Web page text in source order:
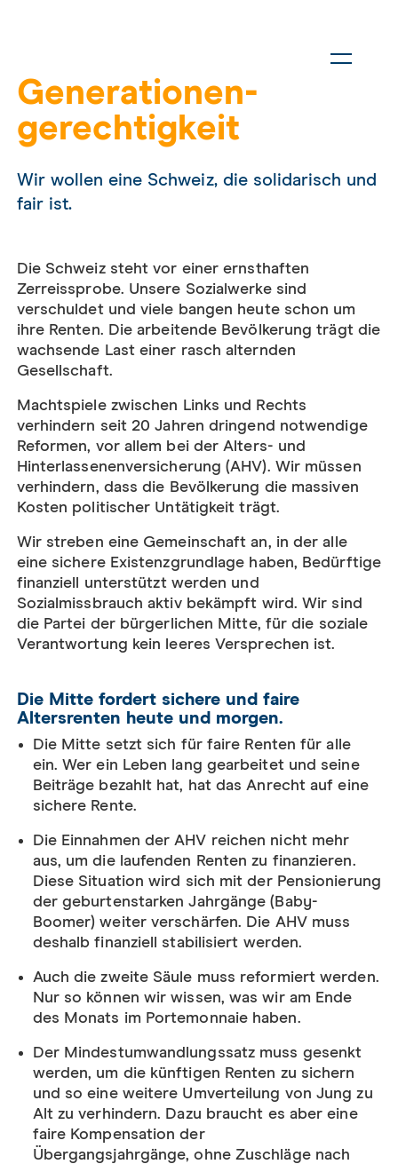
Generationen­
gerechtigkeit
Wir wollen eine Schweiz, die solidarisch und
fair ist.
Die Schweiz steht vor einer ernsthaften
Zerreissprobe. Unsere Sozialwerke sind
verschuldet und viele bangen heute schon um
ihre Renten. Die arbeitende Bevölkerung trägt die
wachsende Last einer rasch alternden
Gesellschaft.
Machtspiele zwischen Links und Rechts
verhindern seit 20 Jahren dringend notwendige
Reformen, vor allem bei der Alters- und
Hinterlassenenversicherung (AHV). Wir müssen
verhindern, dass die Bevölkerung die massiven
Kosten politischer Untätigkeit trägt.
Wir streben eine Gemeinschaftan, in der alle
eine sichere Existenzgrundlage haben, Bedürftige
finanziell unterstützt werden und
Sozialmissbrauch aktiv bekämpft wird. Wir sind
die Partei der bürgerlichen Mitte, für die soziale
Verantwortung kein leeres Versprechen ist.
Die Mitte fordert sichere und faire
Altersrenten heute und morgen.
Die Mitte setzt sich für faire Renten für alle
ein. Wer ein Leben lang gearbeitet und seine
Beiträge bezahlt hat, hat das Anrecht auf eine
sichere Rente.
Die Einnahmen der AHV reichen nicht mehr
aus, um die laufenden Renten zu finanzieren.
Diese Situation wird sich mit der Pensionierung
der geburtenstarken Jahrgänge(Baby-
Boomer) weiter verschärfen. Die AHV muss
deshalb finanziell stabilisiert werden.
Auch die zweite Säule muss reformiert werden.
Nur so können wir wissen, was wir am Ende
des Monats im Portemonnaie haben.
DerMindestumwandlungssatz muss gesenkt
werden, um die künftigen Renten zu sichern
und so eine weitere Umverteilung von Jung zu
Alt zu verhindern. Dazu braucht es aber eine
faire Kompensation der
Übergangsjahrgänge, ohne Zuschläge nach